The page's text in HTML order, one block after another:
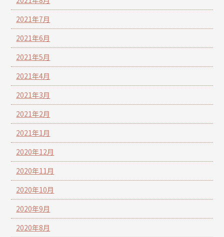
2021年7月
2021年6月
2021年5月
2021年4月
2021年3月
2021年2月
2021年1月
2020年12月
2020年11月
2020年10月
2020年9月
2020年8月